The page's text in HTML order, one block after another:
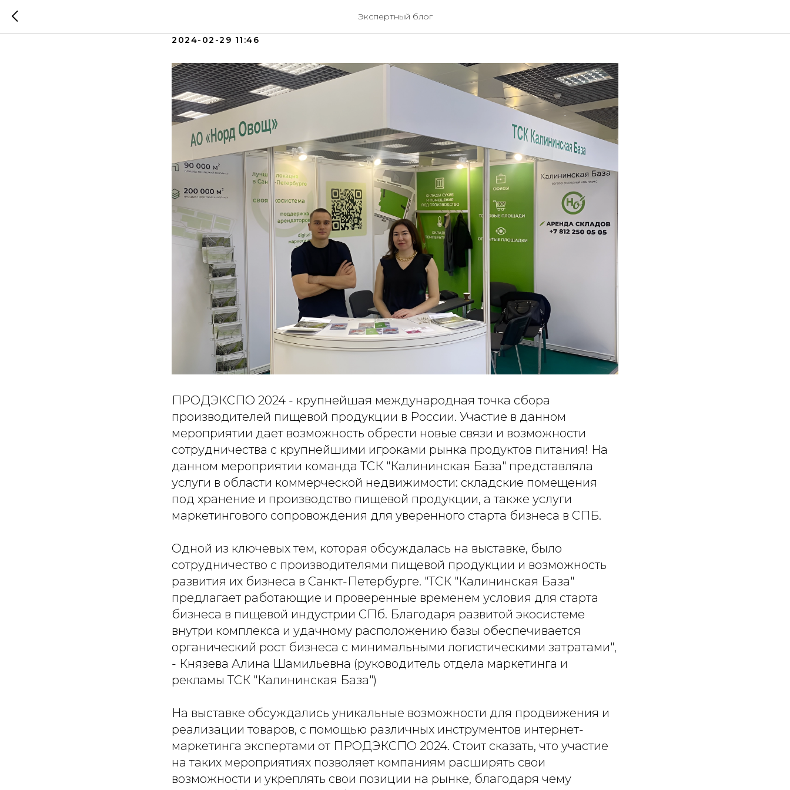
Экспертный блог
ПРОДЭКСПО 2024
2024-02-29 11:46
ПРОДЭКСПО 2024 - крупнейшая международная точка сбора
производителей пищевой продукции в России. Участие в данном
мероприятии дает возможность обрести новые связи и возможности
сотрудничества с крупнейшими игроками рынка продуктов питания! На
данном мероприятии команда ТСК "Калининская База" представляла
услуги в области коммерческой недвижимости: складские помещения
под хранение и производство пищевой продукции, а также услуги
маркетингового сопровождения для уверенного старта бизнеса в СПБ.
Одной из ключевых тем, которая обсуждалась на выставке, было
сотрудничество с производителями пищевой продукции и возможность
развития их бизнеса в Санкт-Петербурге. "ТСК "Калининская База"
предлагает работающие и проверенные временем условия для старта
бизнеса в пищевой индустрии СПб. Благодаря развитой экосистеме
внутри комплекса и удачному расположению базы обеспечивается
органический рост бизнеса с минимальными логистическими затратами",
- Князева Алина Шамильевна (руководитель отдела маркетинга и
рекламы ТСК "Калининская База")
На выставке обсуждались уникальные возможности для продвижения и
реализации товаров, с помощью различных инструментов интернет-
маркетинга экспертами от ПРОДЭКСПО 2024. Стоит сказать, что участие
на таких мероприятиях позволяет компаниям расширять свои
возможности и укреплять свои позиции на рынке, благодаря чему